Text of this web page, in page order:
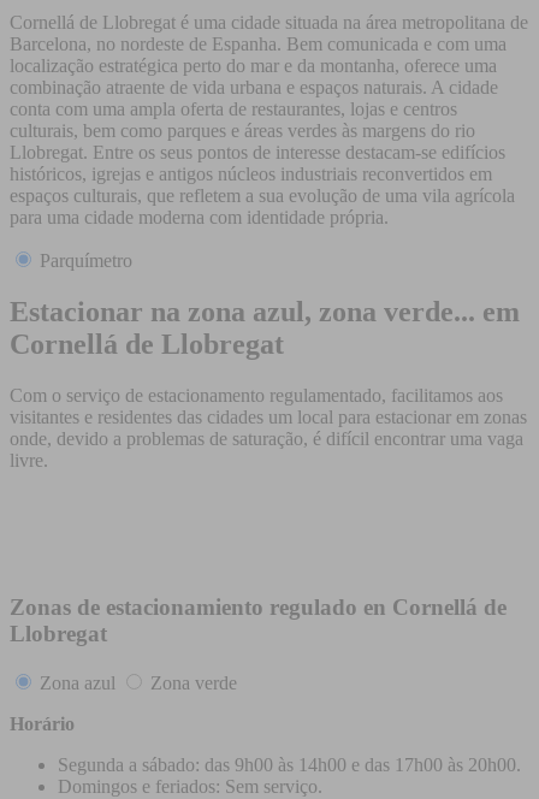
Cornellá de Llobregat é uma cidade situada na área metropolitana de
Barcelona, no nordeste de Espanha. Bem comunicada e com uma
localização estratégica perto do mar e da montanha, oferece uma
combinação atraente de vida urbana e espaços naturais. A cidade
conta com uma ampla oferta de restaurantes, lojas e centros
culturais, bem como parques e áreas verdes às margens do rio
Llobregat. Entre os seus pontos de interesse destacam-se edifícios
históricos, igrejas e antigos núcleos industriais reconvertidos em
espaços culturais, que refletem a sua evolução de uma vila agrícola
para uma cidade moderna com identidade própria.
Parquímetro
Estacionar na zona azul, zona verde... em
Cornellá de Llobregat
Com o serviço de estacionamento regulamentado, facilitamos aos
visitantes e residentes das cidades um local para estacionar em zonas
onde, devido a problemas de saturação, é difícil encontrar uma vaga
livre.
Zonas de estacionamiento regulado en Cornellá de
Llobregat
Zona azul
Zona verde
Horário
Segunda a sábado: das 9h00 às 14h00 e das 17h00 às 20h00.
Domingos e feriados: Sem serviço.